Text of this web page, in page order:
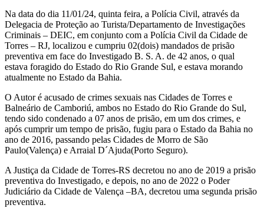
Na data do dia 11/01/24, quinta feira, a Polícia Civil, através da
Delegacia de Proteção ao Turista/Departamento de Investigações
Criminais – DEIC, em conjunto com a Polícia Civil da Cidade de
Torres – RJ, localizou e cumpriu 02(dois) mandados de prisão
preventiva em face do Investigado B. S. A. de 42 anos, o qual
estava foragido do Estado do Rio Grande Sul, e estava morando
atualmente no Estado da Bahia.
O Autor é acusado de crimes sexuais nas Cidades de Torres e
Balneário de Camboriú, ambos no Estado do Rio Grande do Sul,
tendo sido condenado a 07 anos de prisão, em um dos crimes, e
após cumprir um tempo de prisão, fugiu para o Estado da Bahia no
ano de 2016, passando pelas Cidades de Morro de São
Paulo(Valença) e Arraial D´Ajuda(Porto Seguro).
A Justiça da Cidade de Torres-RS decretou no ano de 2019 a prisão
preventiva do Investigado, e depois, no ano de 2022 o Poder
Judiciário da Cidade de Valença –BA, decretou uma segunda prisão
preventiva.